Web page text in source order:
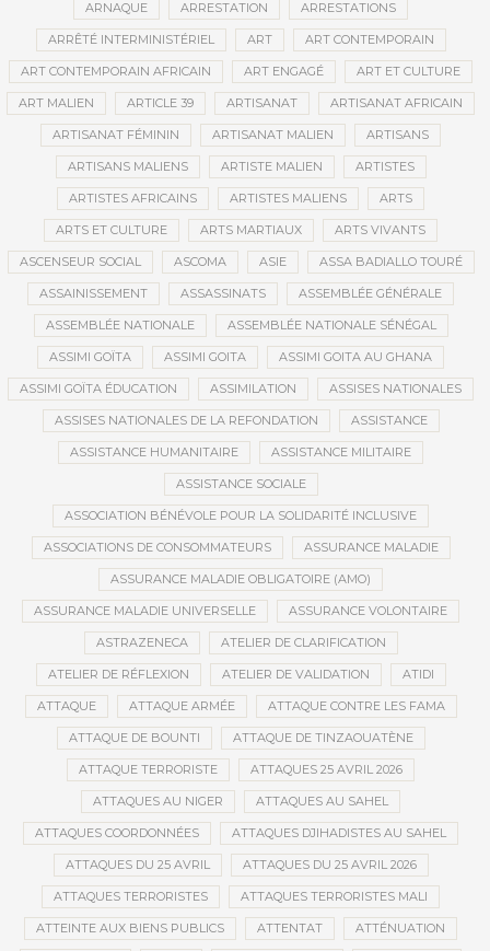
ARNAQUE ARRESTATION ARRESTATIONS
ARRÊTÉ INTERMINISTÉRIEL ART ART CONTEMPORAIN
ART CONTEMPORAIN AFRICAIN ART ENGAGÉ ART ET CULTURE
ART MALIEN ARTICLE 39 ARTISANAT ARTISANAT AFRICAIN
ARTISANAT FÉMININ ARTISANAT MALIEN ARTISANS
ARTISANS MALIENS ARTISTE MALIEN ARTISTES
ARTISTES AFRICAINS ARTISTES MALIENS ARTS
ARTS ET CULTURE ARTS MARTIAUX ARTS VIVANTS
ASCENSEUR SOCIAL ASCOMA ASIE ASSA BADIALLO TOURÉ
ASSAINISSEMENT ASSASSINATS ASSEMBLÉE GÉNÉRALE
ASSEMBLÉE NATIONALE ASSEMBLÉE NATIONALE SÉNÉGAL
ASSIMI GOÏTA ASSIMI GOITA ASSIMI GOITA AU GHANA
ASSIMI GOÏTA ÉDUCATION ASSIMILATION ASSISES NATIONALES
ASSISES NATIONALES DE LA REFONDATION ASSISTANCE
ASSISTANCE HUMANITAIRE ASSISTANCE MILITAIRE
ASSISTANCE SOCIALE
ASSOCIATION BÉNÉVOLE POUR LA SOLIDARITÉ INCLUSIVE
ASSOCIATIONS DE CONSOMMATEURS ASSURANCE MALADIE
ASSURANCE MALADIE OBLIGATOIRE (AMO)
ASSURANCE MALADIE UNIVERSELLE ASSURANCE VOLONTAIRE
ASTRAZENECA ATELIER DE CLARIFICATION
ATELIER DE RÉFLEXION ATELIER DE VALIDATION ATIDI
ATTAQUE ATTAQUE ARMÉE ATTAQUE CONTRE LES FAMA
ATTAQUE DE BOUNTI ATTAQUE DE TINZAOUATÈNE
ATTAQUE TERRORISTE ATTAQUES 25 AVRIL 2026
ATTAQUES AU NIGER ATTAQUES AU SAHEL
ATTAQUES COORDONNÉES ATTAQUES DJIHADISTES AU SAHEL
ATTAQUES DU 25 AVRIL ATTAQUES DU 25 AVRIL 2026
ATTAQUES TERRORISTES ATTAQUES TERRORISTES MALI
ATTEINTE AUX BIENS PUBLICS ATTENTAT ATTÉNUATION